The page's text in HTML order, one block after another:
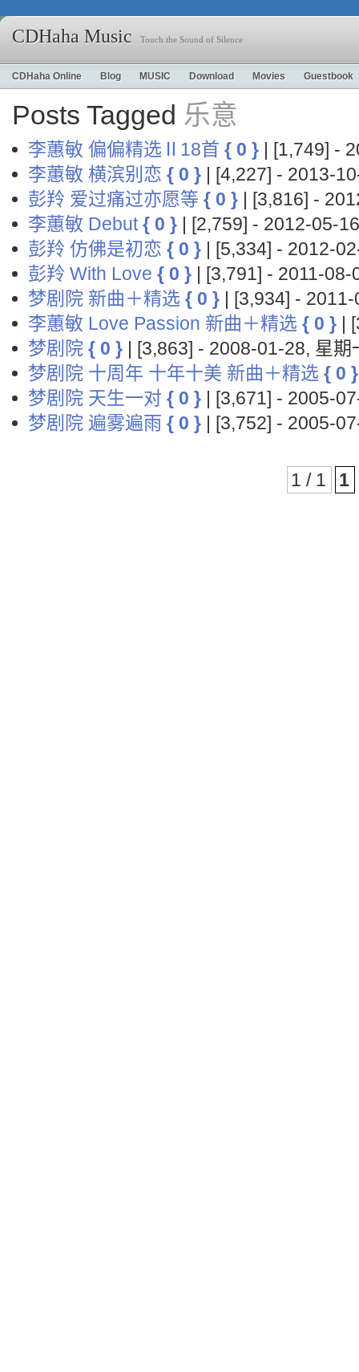
CDHaha Music Touch the Sound of Silence
CDHaha Online Blog MUSIC Download Movies Guestbook
Posts Tagged 乐意
李蕙敏 偏偏精选Ⅱ18首 { 0 } | [1,749] -
李蕙敏 横滨别恋 { 0 } | [4,227] - 2013-
彭羚 爱过痛过亦愿等 { 0 } | [3,816] -
李蕙敏 Debut { 0 } | [2,759] - 2012-05-
彭羚 仿佛是初恋 { 0 } | [5,334] - 2012-
彭羚 With Love { 0 } | [3,791] - 2011-08-
梦剧院 新曲＋精选 { 0 } | [3,934] -
李蕙敏 Love Passion 新曲＋精选 { 0 } |
梦剧院 { 0 } | [3,863] - 2008-01-28, 星期
梦剧院 十周年 十年十美 新曲＋精选 { 0 }
梦剧院 天生一对 { 0 } | [3,671] - 2005-
梦剧院 遍雾遍雨 { 0 } | [3,752] - 2005-
1 / 1 1